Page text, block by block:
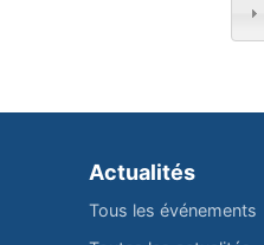
Actualités
Tous les événements